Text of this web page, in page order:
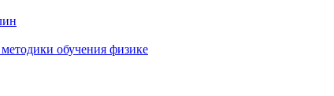
обучения физике